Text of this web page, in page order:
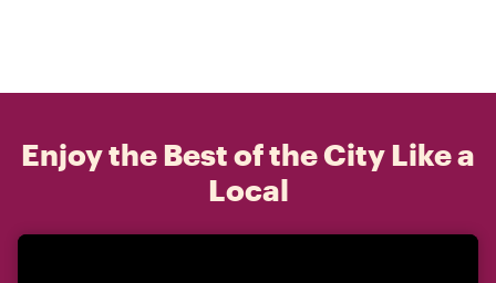
Enjoy the Best of the City Like a
Local